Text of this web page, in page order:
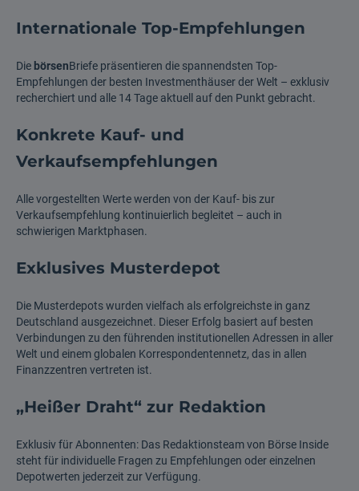
Internationale Top-Empfehlungen
Die börsenBriefe präsentieren die spannendsten Top-
Empfehlungen der besten Investmenthäuser der Welt – exklusiv
recherchiert und alle 14 Tage aktuell auf den Punkt gebracht.
Konkrete Kauf- und
Verkaufsempfehlungen
Alle vorgestellten Werte werden von der Kauf- bis zur
Verkaufsempfehlung kontinuierlich begleitet – auch in
schwierigen Marktphasen.
Exklusives Musterdepot
Die Musterdepots wurden vielfach als erfolgreichste in ganz
Deutschland ausgezeichnet. Dieser Erfolg basiert auf besten
Verbindungen zu den führenden institutionellen Adressen in aller
Welt und einem globalen Korrespondentennetz, das in allen
Finanzzentren vertreten ist.
„Heißer Draht“ zur Redaktion
Exklusiv für Abonnenten: Das Redaktionsteam von Börse Inside
steht für individuelle Fragen zu Empfehlungen oder einzelnen
Depotwerten jederzeit zur Verfügung.